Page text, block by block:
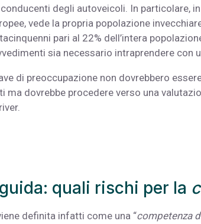
degli autoveicoli. In particolare,
vede la propria popolazione
pari al 22% dell’intera
sia necessario intraprendere con
di preoccupazione non dovrebbero
ma dovrebbe procedere verso una
quali rischi per la
definita infatti come una “competenza